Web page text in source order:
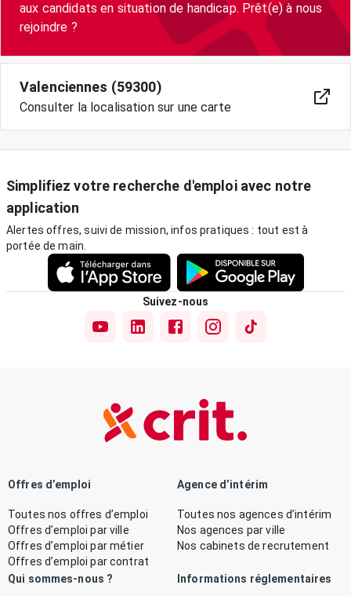
aux candidats en situation de handicap. Prêt(e) à nous
Valenciennes (59300)
Consulter la localisation sur une carte
Simplifiez votre recherche d'emploi avec notre
application
Alertes offres, suivi de mission, infos pratiques : tout est à
portée de main.
Suivez-nous
Offres d’emploi
Toutes nos offres d’emploi
Offres d’emploi par ville
Offres d’emploi par métier
Offres d’emploi par contrat
Agence d’intérim
Toutes nos agences d’intérim
Nos agences par ville
Nos cabinets de recrutement
Qui sommes-nous ? Informations réglementaires